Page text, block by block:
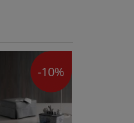
-10%